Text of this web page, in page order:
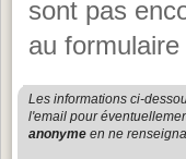
sont pas
au
Les informations ci-
l'email pour
anonyme en ne